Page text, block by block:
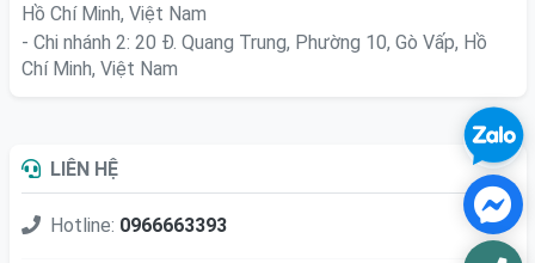
Hồ Chí Minh, Việt Nam
- Chi nhánh 2: 20 Đ. Quang Trung, Phường 10, Gò Vấp, Hồ
Chí Minh, Việt Nam
LIÊN HỆ
Hotline: 0966663393